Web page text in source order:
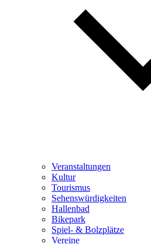
Veranstaltungen
Kultur
Tourismus
Sehenswürdigkeiten
Hallenbad
Bikepark
Spiel- & Bolzplätze
Vereine